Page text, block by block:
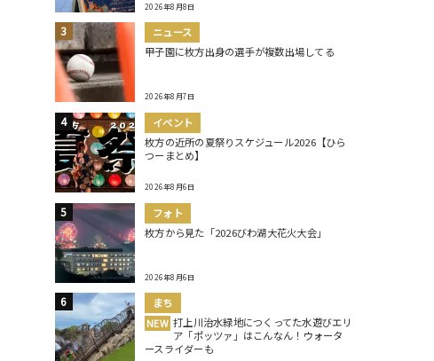
2026年8月8日
ニュース
甲子園に枚方出身の選手が複数出場してる
2026年8月7日
イベント
枚方の近所の夏祭りスケジュール2026【ひら
つーまとめ】
2026年8月6日
フォト
枚方から見た「2026びわ湖大花火大会」
2026年8月6日
まち
NEW 打上川治水緑地につくってた水遊びエリ
ア「ポッツァ」はこんなん！ウォータ
ースライダーも